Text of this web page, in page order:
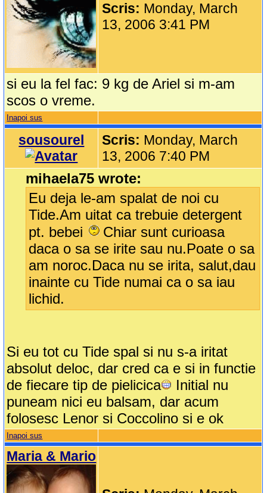
Scris: Monday, March
13, 2006 3:41 PM
si eu la fel fac: 9 kg de Ariel si m-am
scos o vreme.
Inapoi sus
sousourel Scris: Monday, March
13, 2006 7:40 PM
mihaela75 wrote:
Eu deja le-am spalat de noi cu
Tide.Am uitat ca trebuie detergent
pt. bebei
Chiar sunt curioasa
daca o sa se irite sau nu.Poate o sa
am noroc.Daca nu se irita, salut,dau
inainte cu Tide numai ca o sa iau
lichid.
Si eu tot cu Tide spal si nu s-a iritat
absolut deloc, dar cred ca e si in functie
de fiecare tip de pielicica
Initial nu
puneam nici eu balsam, dar acum
folosesc Lenor si Coccolino si e ok
Inapoi sus
Maria & Mario